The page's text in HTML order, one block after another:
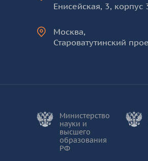
Енисейская, 3, корпус
Москва,
Староватутинский
Министерство
науки и
высшего
образования
РФ